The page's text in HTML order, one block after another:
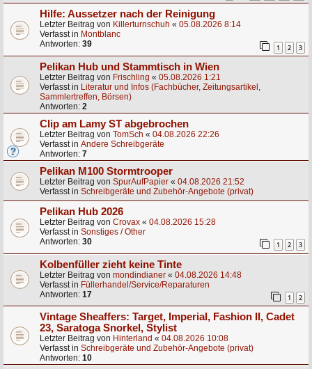
Hilfe: Aussetzer nach der Reinigung
Letzter Beitrag von Killerturnschuh « 05.08.2026 8:14
Verfasst in Montblanc
Antworten: 39 1 2 3
Pelikan Hub und Stammtisch in Wien
Letzter Beitrag von Frischling « 05.08.2026 1:21
Verfasst in Literatur und Infos (Fachbücher, Zeitungsartikel,
Sammlertreffen, Börsen)
Antworten: 2
Clip am Lamy ST abgebrochen
Letzter Beitrag von TomSch « 04.08.2026 22:26
Verfasst in Andere Schreibgeräte
Antworten: 7
Pelikan M100 Stormtrooper
Letzter Beitrag von SpurAufPapier « 04.08.2026 21:52
Verfasst in Schreibgeräte und Zubehör-Angebote (privat)
Pelikan Hub 2026
Letzter Beitrag von Crovax « 04.08.2026 15:28
Verfasst in Sonstiges / Other
Antworten: 30 1 2 3
Kolbenfüller zieht keine Tinte
Letzter Beitrag von mondindianer « 04.08.2026 14:48
Verfasst in Füllerhandel/Service/Reparaturen
Antworten: 17 1 2
Vintage Sheaffers: Target, Imperial, Fashion II, Cadet
23, Saratoga Snorkel, Stylist
Letzter Beitrag von Hinterland « 04.08.2026 10:08
Verfasst in Schreibgeräte und Zubehör-Angebote (privat)
Antworten: 10